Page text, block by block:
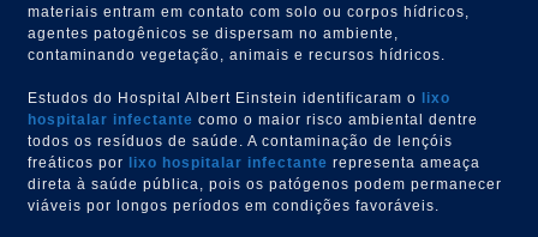
materiais entram em contato com solo ou corpos hídricos,
agentes patogênicos se dispersam no ambiente,
contaminando vegetação, animais e recursos hídricos.
Estudos do Hospital Albert Einstein identificaram o lixo
hospitalar infectante como o maior risco ambiental dentre
todos os resíduos de saúde. A contaminação de lençóis
freáticos por lixo hospitalar infectante representa ameaça
direta à saúde pública, pois os patógenos podem permanecer
viáveis por longos períodos em condições favoráveis.